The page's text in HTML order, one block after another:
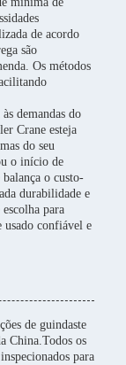
de acordo
são
Os métodos
demandas do
Crane esteja
do seu
o início de
balança o custo-
durabilidade e
para
usado confiável e
de guindaste
China.Todos os
para